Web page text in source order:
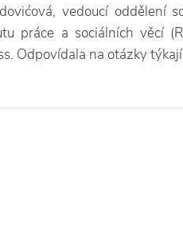
vedoucí oddělení
práce a sociálních věcí
Odpovídala na otázky